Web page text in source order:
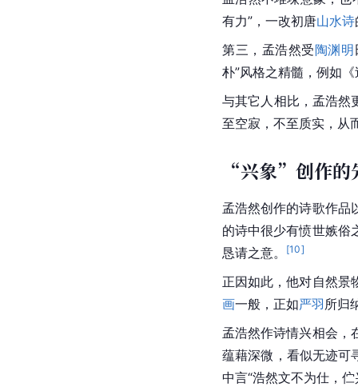
有力”，一改初唐山水诗
第三，孟浩然受陶渊明
朴”风格之精髓，例如《
与其它人相比，孟浩然
至空寂，不至质实，从
“兴象”创作的
孟浩然创作的诗歌作品
的诗中很少有愤世嫉俗
恳请之意。
[10]
正因如此，他对自然景
画一般，正如严羽所归
孟浩然作诗情兴相会，
蕴藉深微，看似无迹可
中言“浩然文不为仕，